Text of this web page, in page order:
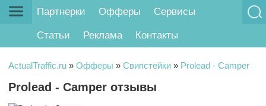
Партнерки Офферы Сервисы
Статьи Реклама Контакты
ActualTraffic.ru » Офферы » Свипстейки » Prolead - Camper
Prolead - Camper отзывы